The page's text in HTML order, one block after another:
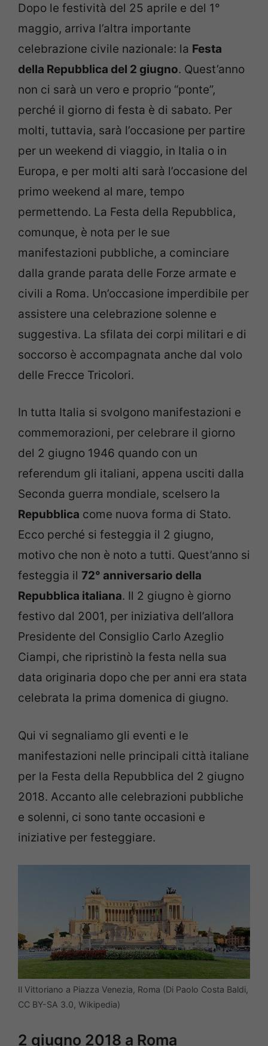
Dopo le festività del 25 aprile e del 1°
maggio, arriva l’altra importante
celebrazione civile nazionale: la Festa
della Repubblica del 2 giugno. Quest’anno
non ci sarà un vero e proprio “ponte”,
perché il giorno di festa è di sabato. Per
molti, tuttavia, sarà l’occasione per partire
per un weekend di viaggio, in Italia o in
Europa, e per molti alti sarà l’occasione del
primo weekend al mare, tempo
permettendo. La Festa della Repubblica,
comunque, è nota per le sue
manifestazioni pubbliche, a cominciare
dalla grande parata delle Forze armate e
civili a Roma. Un’occasione imperdibile per
assistere una celebrazione solenne e
suggestiva. La sfilata dei corpi militari e di
soccorso è accompagnata anche dal volo
delle Frecce Tricolori.
In tutta Italia si svolgono manifestazioni e
commemorazioni, per celebrare il giorno
del 2 giugno 1946 quando con un
referendum gli italiani, appena usciti dalla
Seconda guerra mondiale, scelsero la
Repubblica come nuova forma di Stato.
Ecco perché si festeggia il 2 giugno,
motivo che non è noto a tutti. Quest’anno si
festeggia il 72° anniversario della
Repubblica italiana. Il 2 giugno è giorno
festivo dal 2001, per iniziativa dell’allora
Presidente del Consiglio Carlo Azeglio
Ciampi, che ripristinò la festa nella sua
data originaria dopo che per anni era stata
celebrata la prima domenica di giugno.
Qui vi segnaliamo gli eventi e le
manifestazioni nelle principali città italiane
per la Festa della Repubblica del 2 giugno
2018. Accanto alle celebrazioni pubbliche
e solenni, ci sono tante occasioni e
iniziative per festeggiare.
Il Vittoriano a Piazza Venezia, Roma (Di Paolo Costa Baldi,
CC BY-SA 3.0, Wikipedia)
2 giugno 2018 a Roma